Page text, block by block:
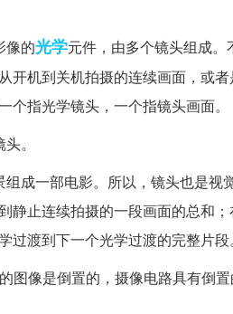
像的光学元件，由多个镜头组成。
开机到关机拍摄的连续画面，或
指光学镜头，一个指镜头画面。
。
成一部电影。所以，镜头也是视
止连续拍摄的一段画面的总和；
渡到下一个光学过渡的完整片段。
图像是倒置的，摄像电路具有倒